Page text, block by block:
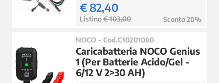
€ 82,40
Listino€ 103,00 Sconto 20%
NOCO - Cod.C10201000
Caricabatteria NOCO Genius
1 (Per Batterie Acido/Gel -
6/12 V 2>30 AH)